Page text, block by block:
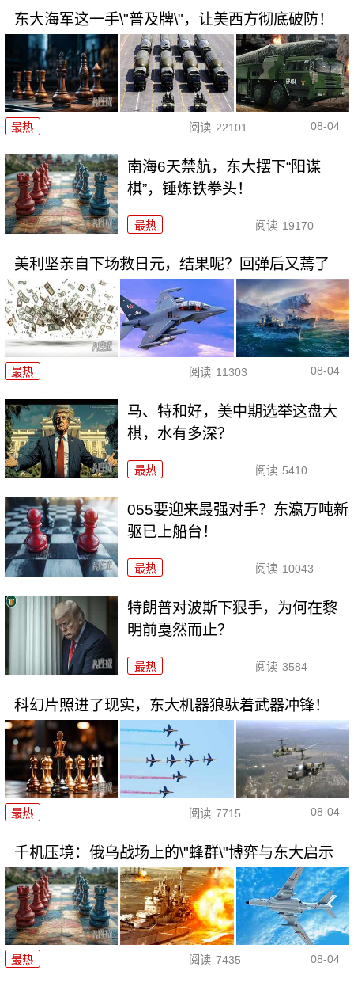
东大海军这一手\"普及牌\"，让美西方彻底破防！
最热 阅读 22101 08-04
南海6天禁航，东大摆下“阳谋
棋”，锤炼铁拳头！
最热 阅读 19170
美利坚亲自下场救日元，结果呢？回弹后又蔫了
最热 阅读 11303 08-04
马、特和好，美中期选举这盘大
棋，水有多深？
最热 阅读 5410
055要迎来最强对手？东瀛万吨新
驱已上船台！
最热 阅读 10043
特朗普对波斯下狠手，为何在黎
明前戛然而止？
最热 阅读 3584
科幻片照进了现实，东大机器狼驮着武器冲锋！
最热 阅读 7715 08-04
千机压境：俄乌战场上的\"蜂群\"博弈与东大启示
最热 阅读 7435 08-04